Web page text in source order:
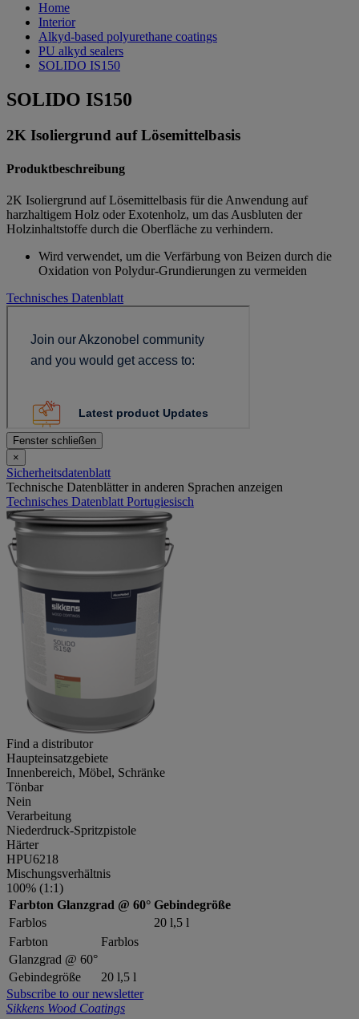
Home
Interior
Alkyd-based polyurethane coatings
PU alkyd sealers
SOLIDO IS150
SOLIDO IS150
2K Isoliergrund auf Lösemittelbasis
Produktbeschreibung
2K Isoliergrund auf Lösemittelbasis für die Anwendung auf
harzhaltigem Holz oder Exotenholz, um das Ausbluten der
Holzinhaltstoffe durch die Oberfläche zu verhindern.
Wird verwendet, um die Verfärbung von Beizen durch die
Oxidation von Polydur-Grundierungen zu vermeiden
Technisches Datenblatt
Fenster schließen
×
Sicherheitsdatenblatt
Technische Datenblätter in anderen Sprachen anzeigen
Technisches Datenblatt Portugiesisch
Find a distributor
Haupteinsatzgebiete
Innenbereich, Möbel, Schränke
Tönbar
Nein
Verarbeitung
Niederdruck-Spritzpistole
Härter
HPU6218
Mischungsverhältnis
100% (1:1)
Farbton Glanzgrad @ 60° Gebindegröße
Farblos
20 l,5 l
Farbton
Farblos
Glanzgrad @ 60°
Gebindegröße
20 l,5 l
Subscribe to our newsletter
Sikkens Wood Coatings